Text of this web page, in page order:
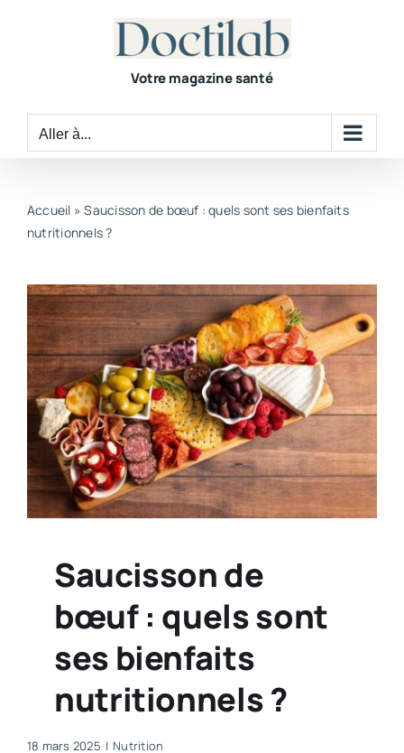
Votre magazine santé
Aller à...
Accueil »Saucisson de bœuf : quels sont ses bienfaits
nutritionnels ?
Saucisson de
bœuf : quels sont
ses bienfaits
nutritionnels ?
18 mars 2025 | Nutrition